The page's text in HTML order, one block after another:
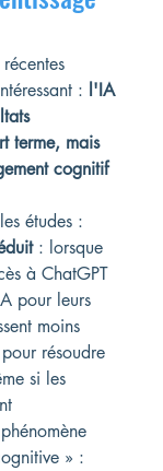
: l'IA
terme, mais
cognitif
études :
: lorsque
à ChatGPT
pour leurs
moins
résoudre
si les
» :